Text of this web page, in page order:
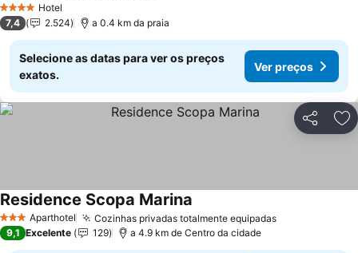
4 EstrelasHotel
7,4 2.524 a 0.4 km da praia
Selecione as datas para ver os preços
exatos.
Ver preços
Partilhar
3 EstrelasAparthotel Cozinhas privadas totalmente equipadas
Residence Scopa Marina
9,1 Excelente 129 a 4.9 km de Centro da cidade